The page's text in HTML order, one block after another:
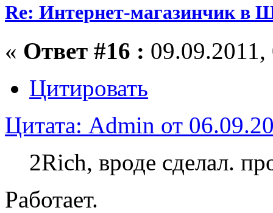
Re: Интернет-магазинчик в
« Ответ #16 :
Цитировать
Цитата: Admin от
2Rich, вроде сделал.
Работает.